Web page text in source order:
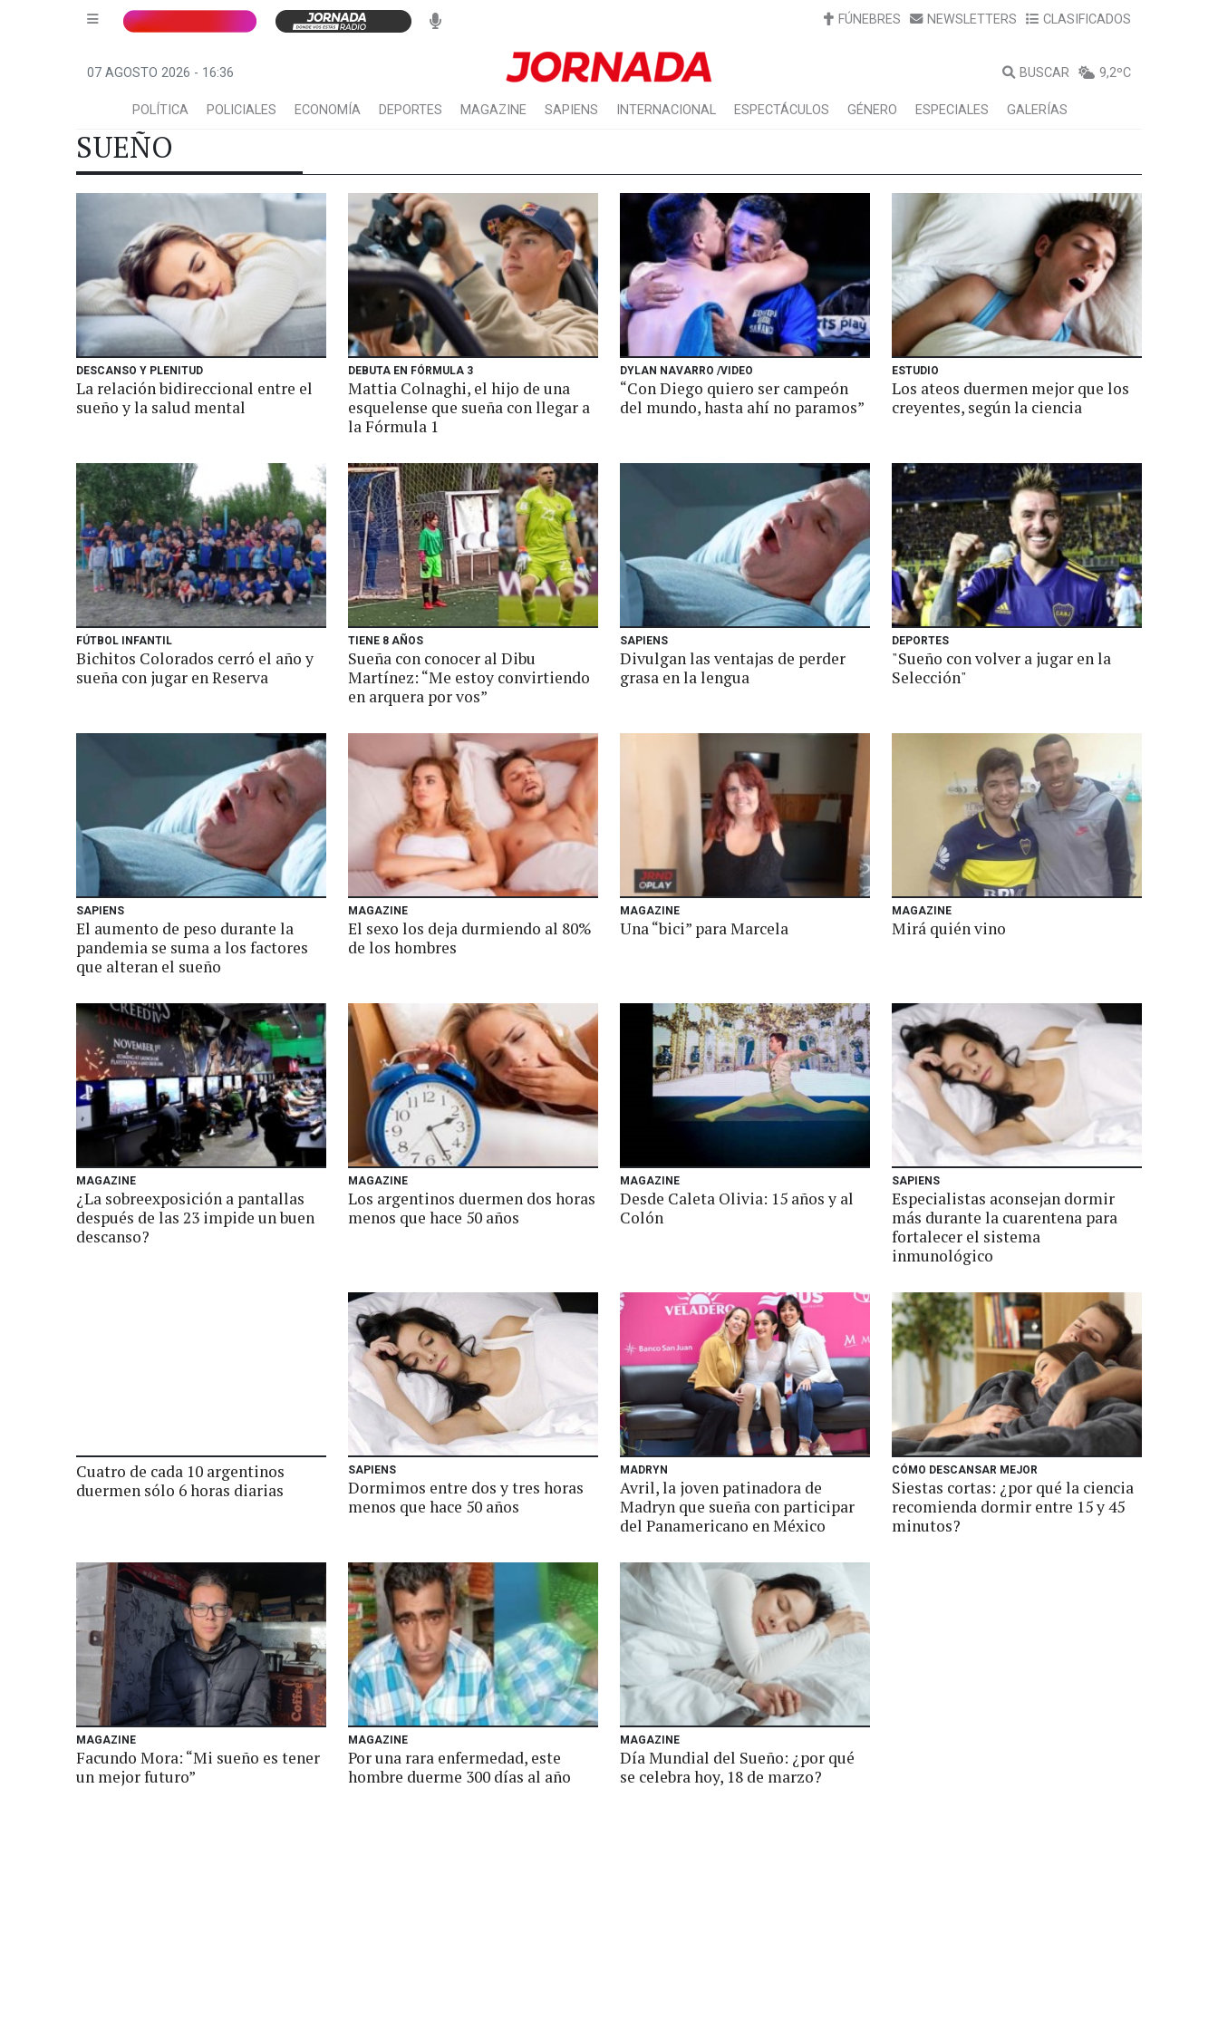
FÚNEBRES NEWSLETTERS CLASIFICADOS
07 AGOSTO 2026 - 16:36 BUSCAR 9,2ºC
POLÍTICA POLICIALES ECONOMÍA DEPORTES MAGAZINE SAPIENS INTERNACIONAL ESPECTÁCULOS GÉNERO ESPECIALES GALERÍAS
SUEÑO
DESCANSO Y PLENITUD
La relación bidireccional entre el
sueño y la salud mental
DEBUTA EN FÓRMULA 3
Mattia Colnaghi, el hijo de una
esquelense que sueña con llegar a
la Fórmula 1
DYLAN NAVARRO /VIDEO
“Con Diego quiero ser campeón
del mundo, hasta ahí no paramos”
ESTUDIO
Los ateos duermen mejor que los
creyentes, según la ciencia
FÚTBOL INFANTIL
Bichitos Colorados cerró el año y
sueña con jugar en Reserva
TIENE 8 AÑOS
Sueña con conocer al Dibu
Martínez: “Me estoy convirtiendo
en arquera por vos”
SAPIENS
Divulgan las ventajas de perder
grasa en la lengua
DEPORTES
"Sueño con volver a jugar en la
Selección"
SAPIENS
El aumento de peso durante la
pandemia se suma a los factores
que alteran el sueño
MAGAZINE
El sexo los deja durmiendo al 80%
de los hombres
MAGAZINE
Una “bici” para Marcela
MAGAZINE
Mirá quién vino
MAGAZINE
¿La sobreexposición a pantallas
después de las 23 impide un buen
descanso?
MAGAZINE
Los argentinos duermen dos horas
menos que hace 50 años
MAGAZINE
Desde Caleta Olivia: 15 años y al
Colón
SAPIENS
Especialistas aconsejan dormir
más durante la cuarentena para
fortalecer el sistema
inmunológico
Cuatro de cada 10 argentinos
duermen sólo 6 horas diarias
SAPIENS
Dormimos entre dos y tres horas
menos que hace 50 años
MADRYN
Avril, la joven patinadora de
Madryn que sueña con participar
del Panamericano en México
CÓMO DESCANSAR MEJOR
Siestas cortas: ¿por qué la ciencia
recomienda dormir entre 15 y 45
minutos?
MAGAZINE
Facundo Mora: “Mi sueño es tener
un mejor futuro”
MAGAZINE
Por una rara enfermedad, este
hombre duerme 300 días al año
MAGAZINE
Día Mundial del Sueño: ¿por qué
se celebra hoy, 18 de marzo?